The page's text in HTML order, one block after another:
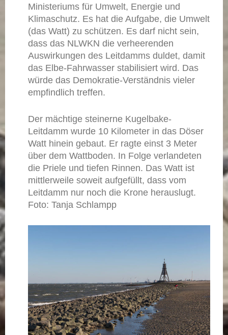
Ministeriums für Umwelt, Energie und
Klimaschutz. Es hat die Aufgabe, die Umwelt
(das Watt) zu schützen. Es darf nicht sein,
dass das NLWKN die verheerenden
Auswirkungen des Leitdamms duldet, damit
das Elbe-Fahrwasser stabilisiert wird. Das
würde das Demokratie-Verständnis vieler
empfindlich treffen.
Der mächtige steinerne Kugelbake-
Leitdamm wurde 10 Kilometer in das Döser
Watt hinein gebaut. Er ragte einst 3 Meter
über dem Wattboden. In Folge verlandeten
die Priele und tiefen Rinnen. Das Watt ist
mittlerweile soweit aufgefüllt, dass vom
Leitdamm nur noch die Krone herauslugt.
Foto: Tanja Schlampp